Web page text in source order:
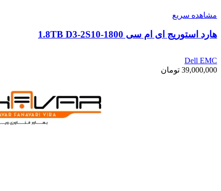
مشاهده سریع
هارد استوریج ای ام سی 1.8TB D3-2S10-1800
Dell EMC
39,000,000 تومان